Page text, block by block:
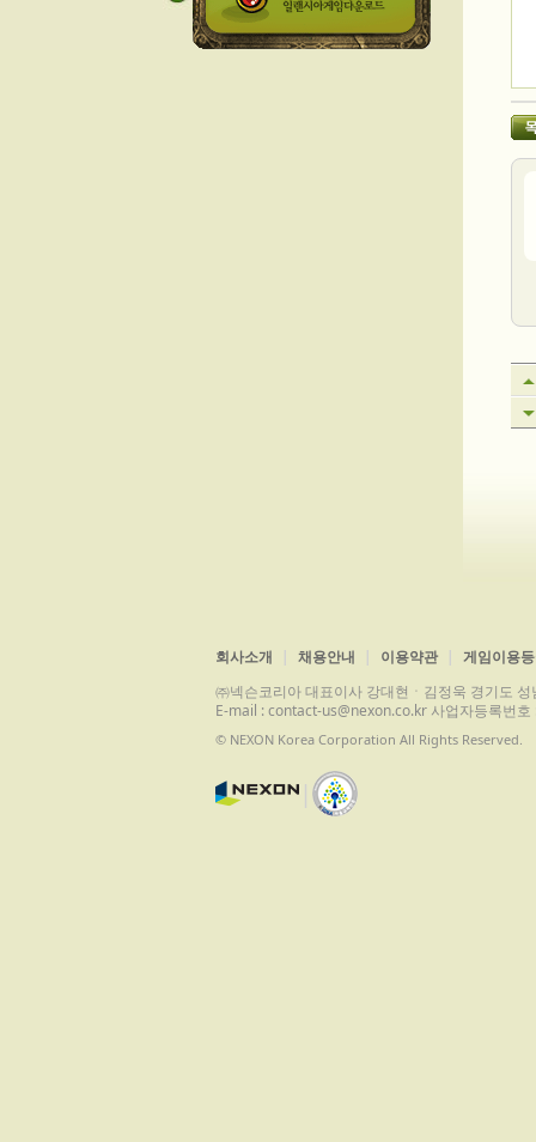
회사소개 채용안내 이용약관
게임이용
㈜넥슨코리아 대표이사 강대현ㆍ김정욱 경기도
E-mail : contact-us@nexon.co.kr 사업자등록번
© NEXON Korea Corporation All Rights Reserved.
|